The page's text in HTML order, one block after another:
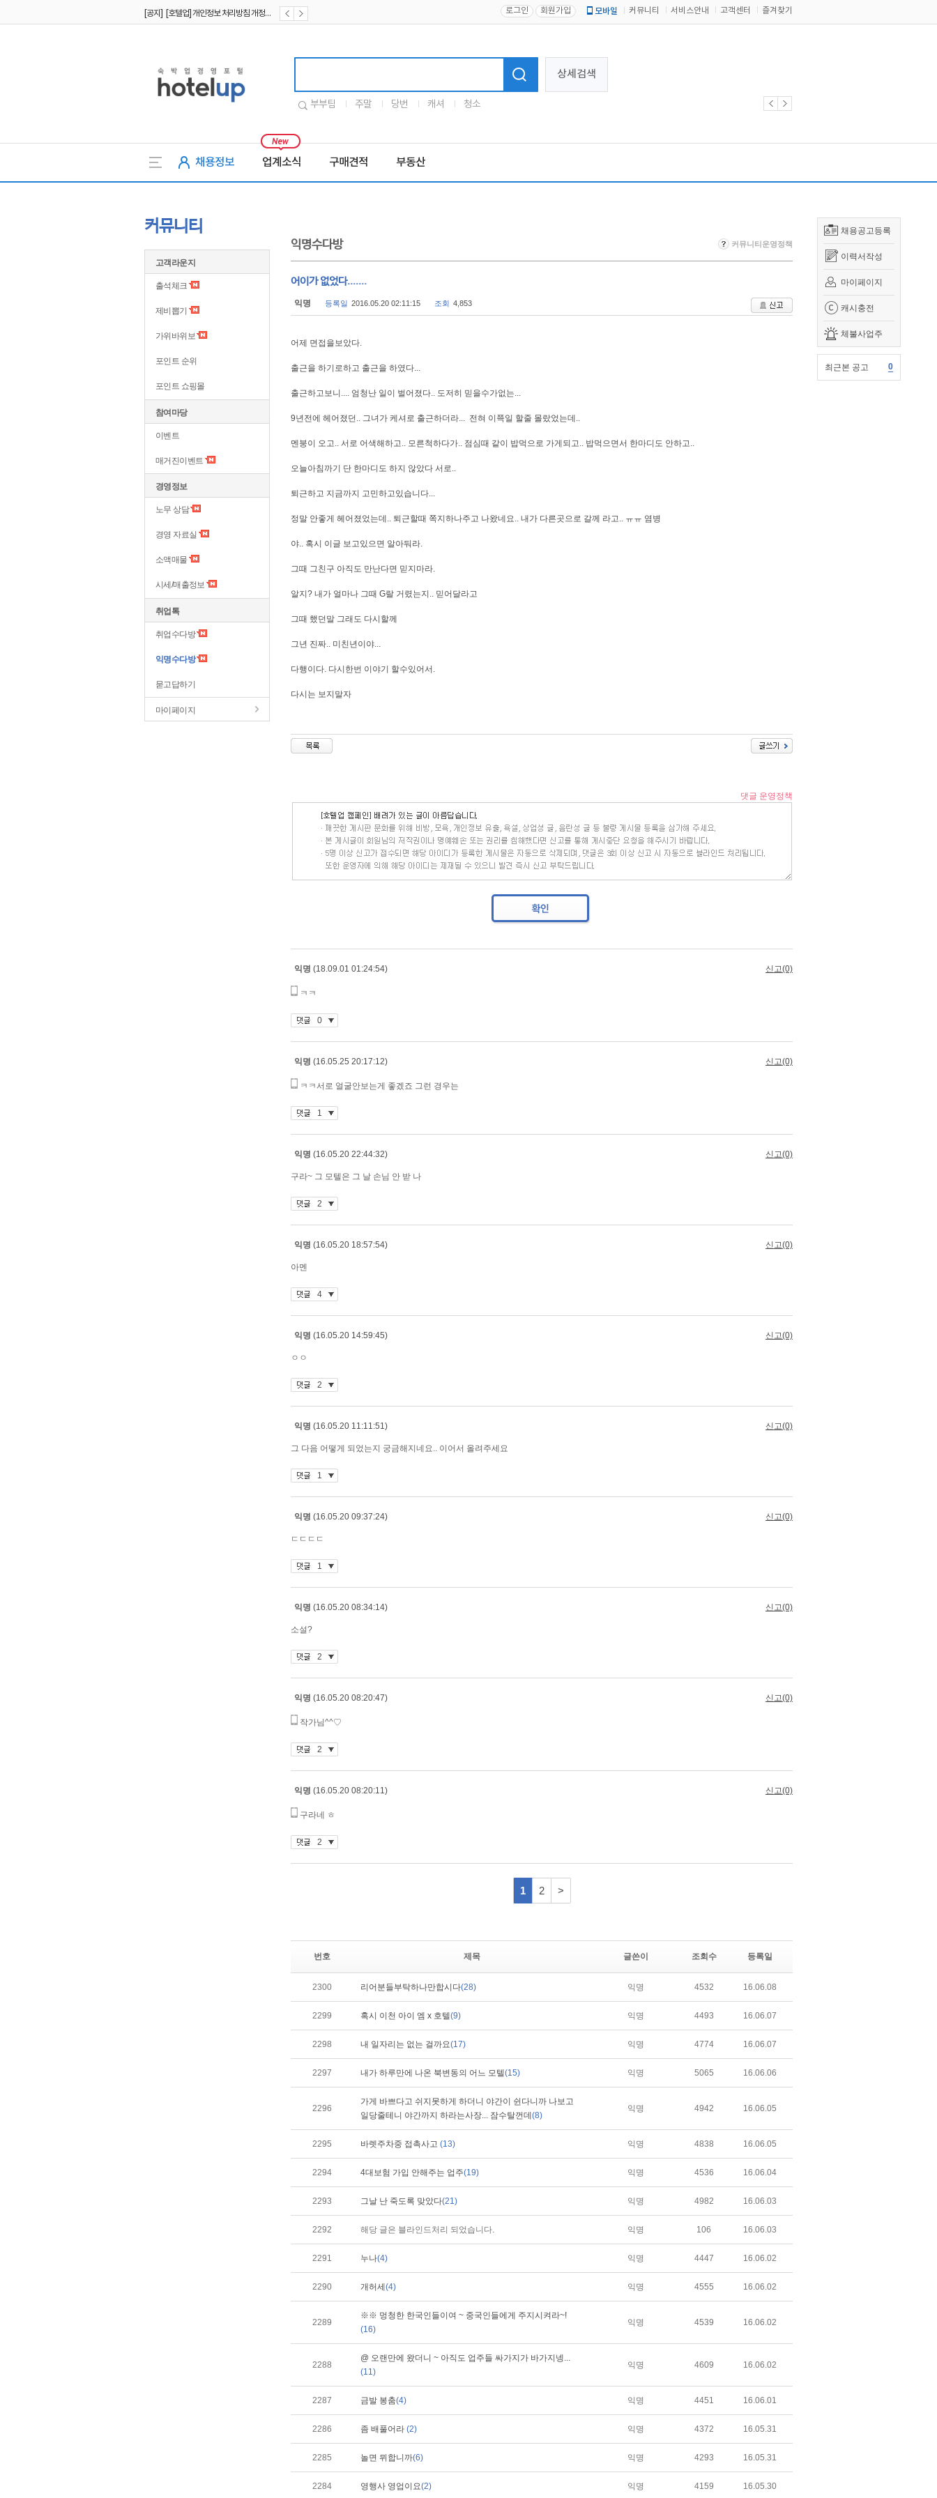
[공지] [호텔업] 유료서비스 이용약관 개정본2 (19.09.02) 로그인 회원가입 모바일 커뮤니티 서비스안내 고객센터 즐겨찾기
상세검색
부부팀 주말 당번 캐셔 청소
채용정보 업계소식 구매견적 부동산
채용공고등록
이력서작성
마이페이지
캐시충전
체불사업주
최근본 공고 0
커뮤니티
고객라운지
출석체크
제비뽑기
가위바위보
포인트 순위
포인트 쇼핑몰
참여마당
이벤트
매거진이벤트
경영정보
노무 상담
경영 자료실
소액매물
시세/매출정보
취업톡
취업수다방
익명수다방
묻고답하기
마이페이지
익명수다방 커뮤니티운영정책
어이가 없었다.......
익명 등록일 2016.05.20 02:11:15 조회 4,853
어제 면접을보았다.
출근을 하기로하고 출근을 하였다...
출근하고보니.... 엄청난 일이 벌어졌다.. 도저히 믿을수가없는...
9년전에 헤어졌던.. 그녀가 케셔로 출근하더라... 전혀 이쬭일 할줄 몰랐었는데..
멘붕이 오고.. 서로 어색해하고.. 모른척하다가.. 점심때 같이 밥먹으로 가게되고.. 밥먹으면서 한마디도 안하고..
오늘아침까기 단 한마디도 하지 않았다 서로..
퇴근하고 지금까지 고민하고있습니다...
정말 안좋게 헤어졌었는데.. 퇴근할때 쪽지하나주고 나왔네요.. 내가 다른곳으로 갈께 라고.. ㅠㅠ 염병
야.. 혹시 이글 보고있으면 알아둬라.
그때 그친구 아직도 만난다면 믿지마라.
알지? 내가 얼마나 그때 G랄 거렸는지.. 믿어달라고
그때 했던말 그래도 다시할께
그년 진짜.. 미친년이야...
다행이다. 다시한번 이야기 할수있어서.
다시는 보지말자
번호 제목 글쓴이 조회수 등록일
2300 리어분들부탁하나만합시다(28) 익명 4532 16.06.08
2299 혹시 이천 아이 엠 x 호텔(9) 익명 4493 16.06.07
2298 내 일자리는 없는 걸까요(17) 익명 4774 16.06.07
2297 내가 하루만에 나온 북변동의 어느 모텔(15) 익명 5065 16.06.06
2296
가게 바쁘다고 쉬지못하게 하더니 야간이 쉰다니까 나보고
일당줄테니 야간까지 하라는사장... 잠수탈껀데 (8)
익명 4942 16.06.05
2295 바렛주차중 접촉사고 (13) 익명 4838 16.06.05
2294 4대보험 가입 안해주는 업주(19) 익명 4536 16.06.04
2293 그날 난 죽도록 맞았다(21) 익명 4982 16.06.03
2292 해당 글은 블라인드처리 되었습니다. 익명 106 16.06.03
2291 누나(4) 익명 4447 16.06.02
2290 개허세 (4) 익명 4555 16.06.02
2289
※※ 멍청한 한국인들이여 ~ 중국인들에게 주지시켜라~!
(16)
익명 4539 16.06.02
2288
@ 오랜만에 왔더니 ~ 아직도 업주들 싸가지가 바가지넹...
(11)
익명 4609 16.06.02
2287 금발 봉춤(4) 익명 4451 16.06.01
2286 좀 배풀어라 (2) 익명 4372 16.05.31
2285 놀면 뮈합니까(6) 익명 4293 16.05.31
2284 영행사 영업이요(2) 익명 4159 16.05.30